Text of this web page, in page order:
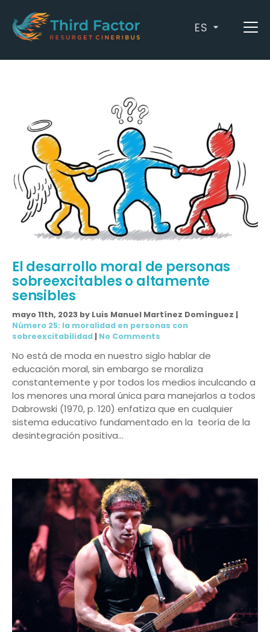
ES
Archives: Dabrowski
El desarrollo moral de personas
sobreexcitables o altamente
sensibles
mayo 11th, 2023 by Luis Manuel Martínez Domínguez |
Número 25: la moralidad en personas con
sobreexcitabilidad | No Comments
No está de moda en nuestro siglo hablar de
educación moral, sin embargo se moraliza
constantemente y por todos los medios inculcando a
los menores una moral única para manejarlos a todos
Dabrowski (1970, p. 120) enfatiza que en cualquier
sistema educativo fundamentado en la teoría de la
desintegración positiva…